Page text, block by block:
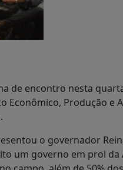
de encontro nesta
Econômico, Produção e
o governador
um governo em prol